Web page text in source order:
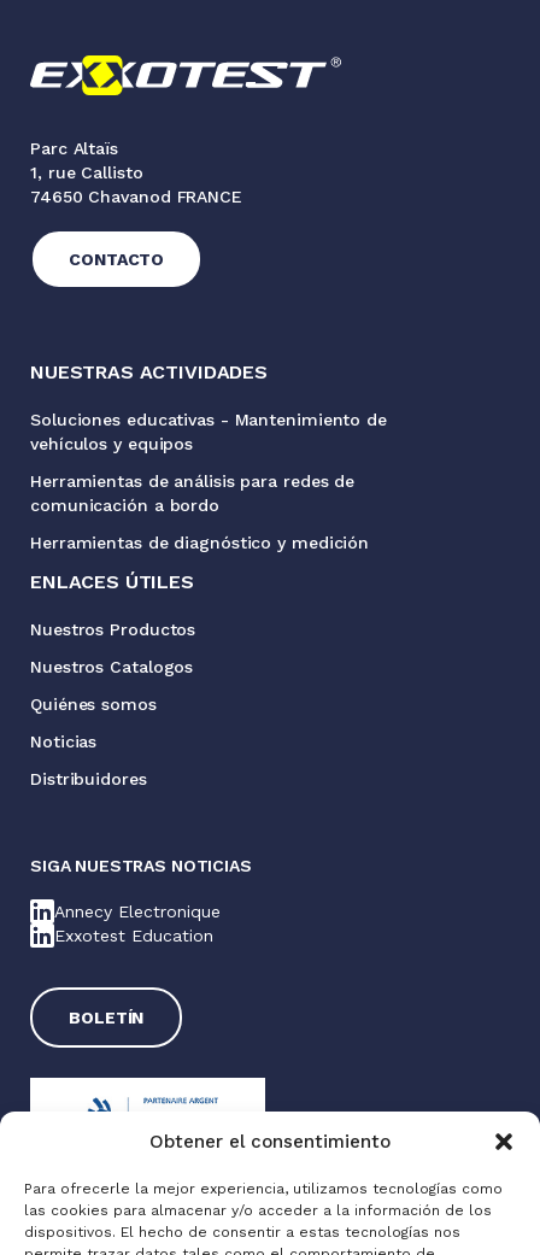
Obtener el consentimiento
Para ofrecerle la mejor experiencia, utilizamos tecnologías como
las cookies para almacenar y/o acceder a la información de los
dispositivos. El hecho de consentir a estas tecnologías nos
Parc Altaïs
1, rue Callisto
74650 Chavanod FRANCE
CONTACTO
NUESTRAS ACTIVIDADES
Soluciones educativas - Mantenimiento de
vehículos y equipos
Herramientas de análisis para redes de
comunicación a bordo
Herramientas de diagnóstico y medición
ENLACES ÚTILES
Nuestros Productos
Nuestros Catalogos
Quiénes somos
Noticias
Distribuidores
SIGA NUESTRAS NOTICIAS
Annecy Electronique
Exxotest Education
BOLETÍN
Exxotest® 2025